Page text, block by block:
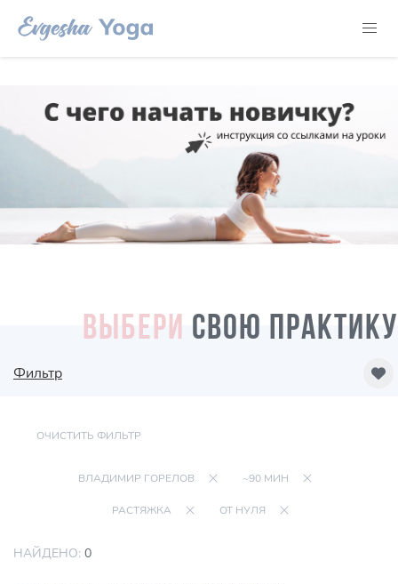
ВЫБЕРИ СВОЮ ПРАКТИКУ
Фильтр
ОЧИСТИТЬ ФИЛЬТР
ВЛАДИМИР ГОРЕЛОВ ~90 МИН
РАСТЯЖКА ОТ НУЛЯ
НАЙДЕНО: 0